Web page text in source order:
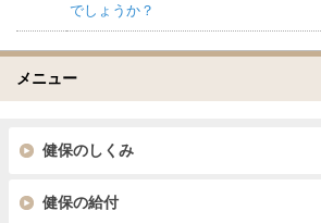
でしょうか？
メニュー
健保のしくみ
健保の給付